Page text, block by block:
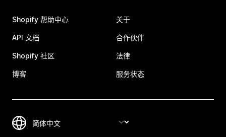
Shopify 帮助中心
API 文档
Shopify 社区
博客
关于
合作伙伴
法律
服务状态